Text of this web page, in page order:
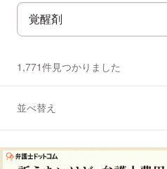
1,771件見つかりました
並べ替え